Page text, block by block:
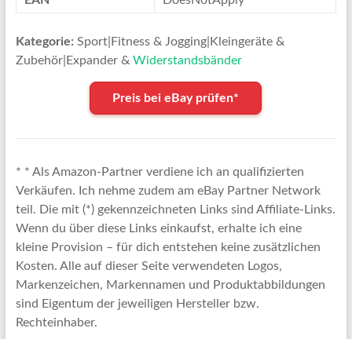
Kategorie: Sport|Fitness & Jogging|Kleingeräte &
Zubehör|Expander & Widerstandsbänder
Preis bei eBay prüfen*
* * Als Amazon-Partner verdiene ich an qualifizierten
Verkäufen. Ich nehme zudem am eBay Partner Network
teil. Die mit (*) gekennzeichneten Links sind Affiliate-Links.
Wenn du über diese Links einkaufst, erhalte ich eine
kleine Provision – für dich entstehen keine zusätzlichen
Kosten. Alle auf dieser Seite verwendeten Logos,
Markenzeichen, Markennamen und Produktabbildungen
sind Eigentum der jeweiligen Hersteller bzw.
Rechteinhaber.